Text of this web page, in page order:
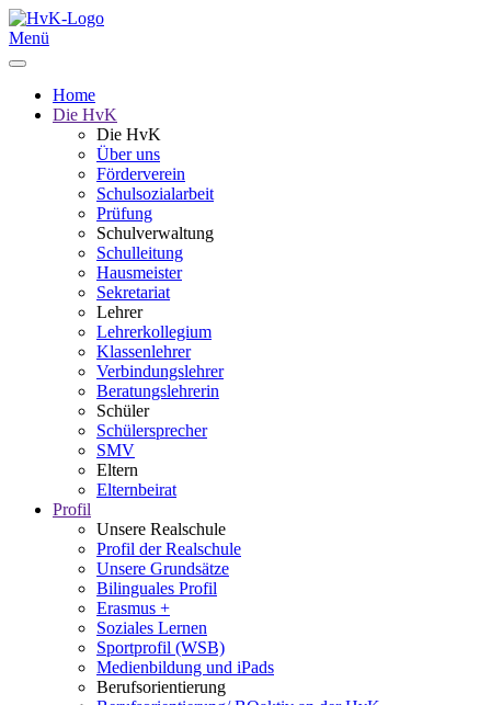
Menü
Home
Die HvK
Die HvK
Über uns
Förderverein
Schulsozialarbeit
Prüfung
Schulverwaltung
Schulleitung
Hausmeister
Sekretariat
Lehrer
Lehrerkollegium
Klassenlehrer
Verbindungslehrer
Beratungslehrerin
Schüler
Schülersprecher
SMV
Eltern
Elternbeirat
Profil
Unsere Realschule
Profil der Realschule
Unsere Grundsätze
Bilinguales Profil
Erasmus +
Soziales Lernen
Sportprofil (WSB)
Medienbildung und iPads
Berufsorientierung